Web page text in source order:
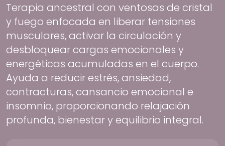
Terapia ancestral con ventosas de cristal
y fuego enfocada en liberar tensiones
musculares, activar la circulación y
desbloquear cargas emocionales y
energéticas acumuladas en el cuerpo.
Ayuda a reducir estrés, ansiedad,
contracturas, cansancio emocional e
insomnio, proporcionando relajación
profunda, bienestar y equilibrio integral.